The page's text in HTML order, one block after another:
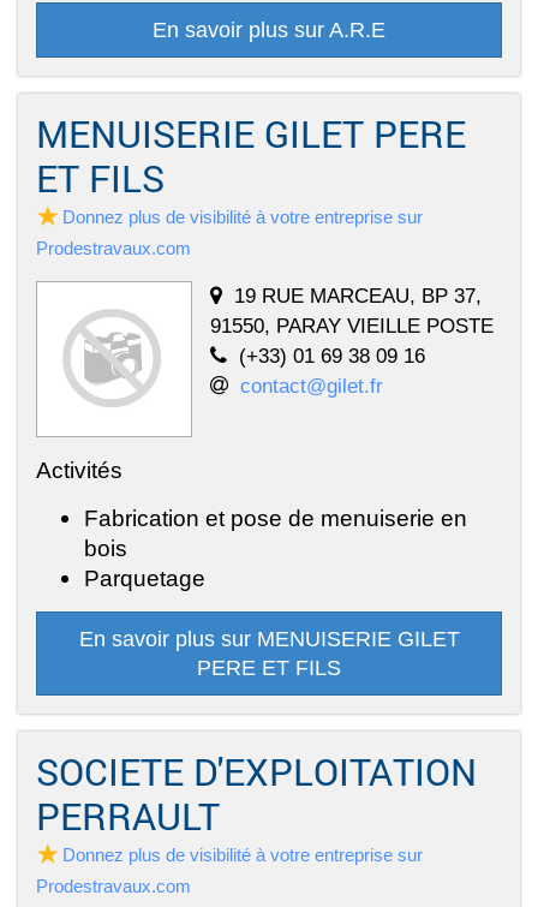
En savoir plus sur A.R.E
MENUISERIE GILET PERE
ET FILS
Donnez plus de visibilité à votre entreprise sur
Prodestravaux.com
19 RUE MARCEAU, BP 37,
91550, PARAY VIEILLE POSTE
(+33) 01 69 38 09 16
contact@gilet.fr
Activités
Fabrication et pose de menuiserie en
bois
Parquetage
En savoir plus sur MENUISERIE GILET
PERE ET FILS
SOCIETE D'EXPLOITATION
PERRAULT
Donnez plus de visibilité à votre entreprise sur
Prodestravaux.com